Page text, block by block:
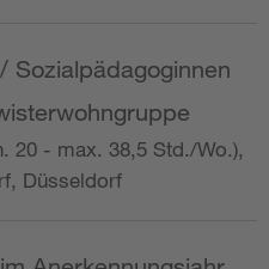
Sozialpädagoginnen
20 - max. 38,5 Std./Wo.),
Düsseldorf